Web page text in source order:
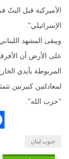
الأميركية قبل
الإسرائيلي”.
ويبقى المشهد
على الأرض أن
المربوطة بأيدي
لمعادلتين كبيرتين
“حزب الله”.
جنوب لبنان